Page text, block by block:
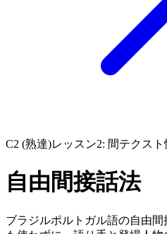
C2 (熟達)レッスン2: 間テクス
自由間接話法
ブラジルポルトガル語の自由